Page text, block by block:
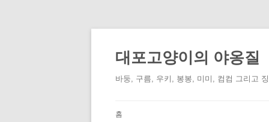
로
너
뛰
대포고양이의 야옹질
바둥, 구름, 우키, 봉봉, 미미, 컴컴 그리고
홈